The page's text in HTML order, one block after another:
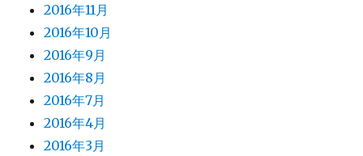
2016年11月
2016年10月
2016年9月
2016年8月
2016年7月
2016年4月
2016年3月